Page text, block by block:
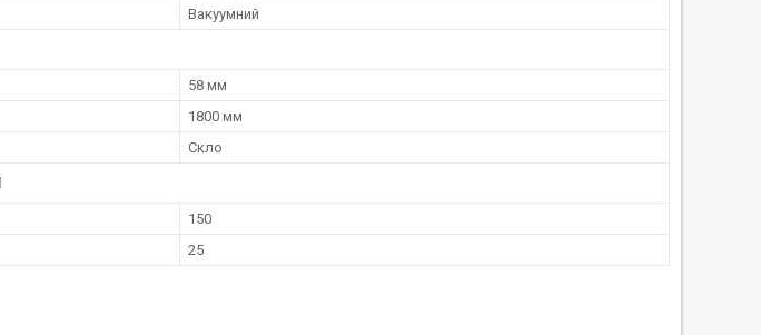
Вакуумний
58 мм
1800 мм
Скло
150
25